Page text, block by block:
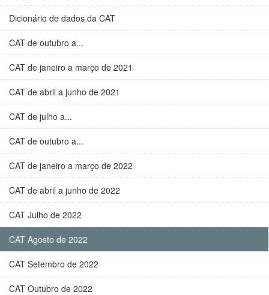
Dicionário de dados da CAT
CAT de outubro a...
CAT de janeiro a março de 2021
CAT de abril a junho de 2021
CAT de julho a...
CAT de outubro a...
CAT de janeiro a março de 2022
CAT de abril a junho de 2022
CAT Julho de 2022
CAT Agosto de 2022
CAT Setembro de 2022
CAT Outubro de 2022